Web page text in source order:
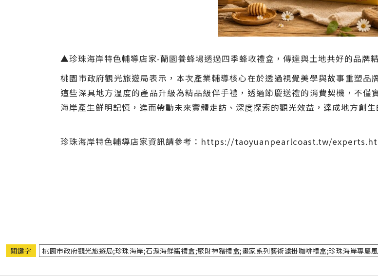
▲珍珠海岸特色輔導店家-蘭園養蜂場透過四季蜂收禮盒，傳達與土地共好的品牌
桃園市政府觀光旅遊局表示，本次產業輔導核心在於透過視覺美學與故事重塑
這些深具地方溫度的產品升級為精品級伴手禮，透過節慶送禮的消費契機，不
海岸產生鮮明記憶，進而帶動未來實體走訪、深度探索的觀光效益，達成地方創生
珍珠海岸特色輔導店家資訊請參考：https://taoyuanpearlcoast.tw/
關鍵字 桃園市政府觀光旅遊局;珍珠海岸;石滬海鮮醬禮盒;聚財神豬禮盒;畫家系列藝術濾掛咖啡禮盒;珍珠海岸專屬